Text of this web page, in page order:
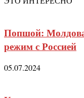
Попшой: Молдова
режим с Россией
05.07.2024